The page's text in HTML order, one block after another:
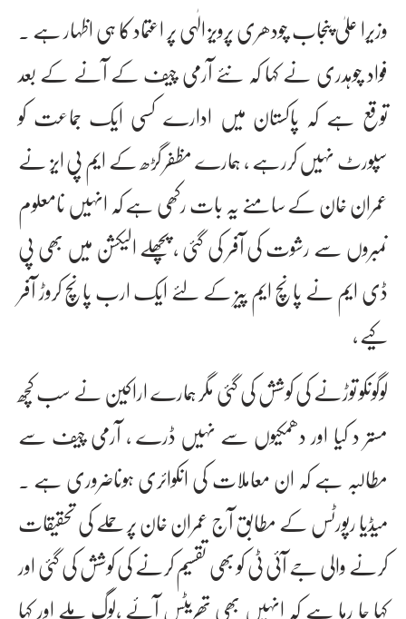
وزیرا علیٰ پنجاب چودھری پرویز الٰہی پر اعتماد کا ہی اظہار ہے ۔
فواد چوہدری نے کہا کہ نئے آرمی چیف کے آنے کے بعد
توقع ہے کہ پاکستان میں ادارے کسی ایک جماعت کو
سپورٹ نہیں کررہے ، ہمارے مظفر گڑھ کے ایم پی ایز نے
عمران خان کے سامنے یہ بات رکھی ہے کہ انہیں نامعلوم
نمبروں سے رشوت کی آفر کی گئی ، پچھلے الیکشن میں بھی پی
ڈی ایم نے پانچ ایم پیز کے لئے ایک ارب پانچ کروڑ آفر
کیے ،
لوگوںکو توڑنے کی کوشش کی گئی مگر ہمارے اراکین نے سب کچھ
مستر د کیا اور دھمکیوں سے نہیں ڈرے ، آرمی چیف سے
مطالبہ ہے کہ ان معاملات کی انکوائری ہوناضروری ہے ۔
میڈیا رپورٹس کے مطابق آج عمران خان پر حملے کی تحقیقات
کرنے والی جے آئی ٹی کو بھی تقسیم کرنے کی کوشش کی گئی اور